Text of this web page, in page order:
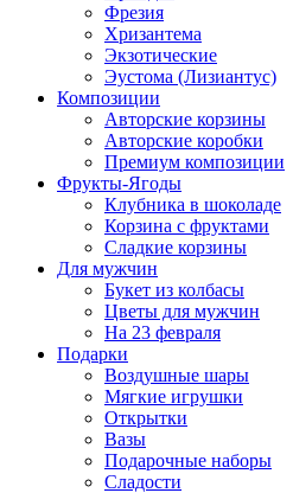
Фрезия
Хризантема
Экзотические
Эустома (Лизиантус)
Композиции
Авторские корзины
Авторские коробки
Премиум композиции
Фрукты-Ягоды
Клубника в шоколаде
Корзина с фруктами
Сладкие корзины
Для мужчин
Букет из колбасы
Цветы для мужчин
На 23 февраля
Подарки
Воздушные шары
Мягкие игрушки
Открытки
Вазы
Подарочные наборы
Сладости